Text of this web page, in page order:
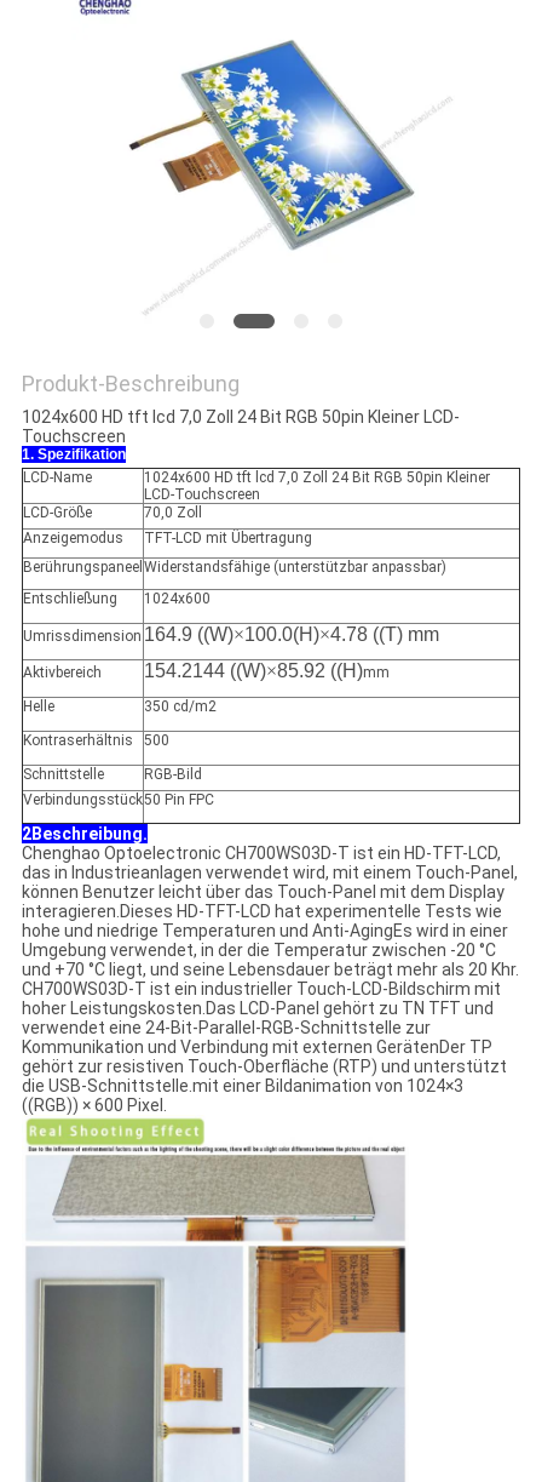
Produkt-Beschreibung
1024x600 HD tft lcd 7,0 Zoll 24 Bit RGB 50pin Kleiner LCD-
Touchscreen
1. Spezifikation
LCD-Name
1024x600 HD tft lcd 7,0 Zoll 24 Bit RGB 50pin Kleiner
LCD-Touchscreen
LCD-Größe
70,0 Zoll
Anzeigemodus
TFT-LCD mit Übertragung
Berührungspaneel Widerstandsfähige (unterstützbar anpassbar)
Entschließung
1024x600
Umrissdimension 164.9 ((W)×100.0(H)×4.78 ((T) mm
Aktivbereich 154.2144 ((W)×85.92 ((H)mm
Helle
350 cd/m2
Kontraserhältnis
500
Schnittstelle
RGB-Bild
Verbindungsstück50 Pin FPC
2Beschreibung.
Chenghao Optoelectronic CH700WS03D-T ist ein HD-TFT-LCD,
das in Industrieanlagen verwendet wird, mit einem Touch-Panel,
können Benutzer leicht über das Touch-Panel mit dem Display
interagieren.Dieses HD-TFT-LCD hat experimentelle Tests wie
hohe und niedrige Temperaturen und Anti-AgingEs wird in einer
Umgebung verwendet, in der die Temperatur zwischen -20 °C
und +70 °C liegt, und seine Lebensdauer beträgt mehr als 20 Khr.
CH700WS03D-T ist ein industrieller Touch-LCD-Bildschirm mit
hoher Leistungskosten.Das LCD-Panel gehört zu TN TFT und
verwendet eine 24-Bit-Parallel-RGB-Schnittstelle zur
Kommunikation und Verbindung mit externen GerätenDer TP
gehört zur resistiven Touch-Oberfläche (RTP) und unterstützt
die USB-Schnittstelle.mit einer Bildanimation von 1024×3
((RGB)) × 600 Pixel.